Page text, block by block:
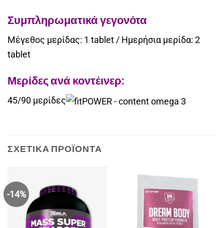
Συμπληρωματικά γεγονότα
Μέγεθος μερίδας: 1 tablet / Ημερήσια μερίδα: 2
tablet
Μερίδες ανά κοντέινερ:
45/90 μερίδες
ΣΧΕΤΙΚΆ ΠΡΟΪΌΝΤΑ
-14%